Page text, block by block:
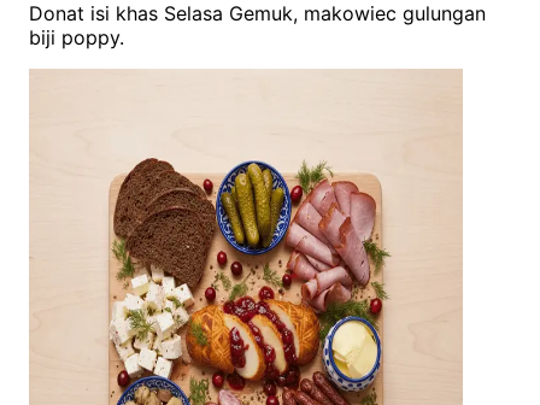
Donat isi khas Selasa Gemuk, makowiec gulungan
biji poppy.